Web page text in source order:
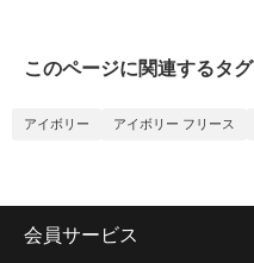
このページに関連するタグ
アイボリー アイボリー フリース
会員サービス